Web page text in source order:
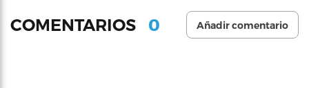
COMENTARIOS 0 Añadir comentario